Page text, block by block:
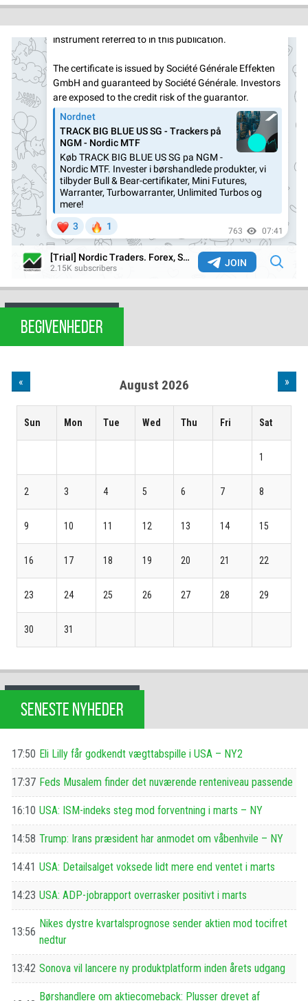
BEGIVENHEDER
« August 2026 »
Sun Mon Tue Wed Thu Fri Sat
1
2 3 4 5 6 7 8
9 10 11 12 13 14 15
16 17 18 19 20 21 22
23 24 25 26 27 28 29
30 31
SENESTE NYHEDER
17:50 Eli Lilly får godkendt vægttabspille i USA – NY2
17:37 Feds Musalem finder det nuværende renteniveau passende
16:10 USA: ISM-indeks steg mod forventning i marts – NY
14:58 Trump: Irans præsident har anmodet om våbenhvile – NY
14:41 USA: Detailsalget voksede lidt mere end ventet i marts
14:23 USA: ADP-jobrapport overrasker positivt i marts
13:56
Nikes dystre kvartalsprognose sender aktien mod tocifret
nedtur
13:42 Sonova vil lancere ny produktplatform inden årets udgang
Børshandlere om aktiecomeback: Plusser drevet af